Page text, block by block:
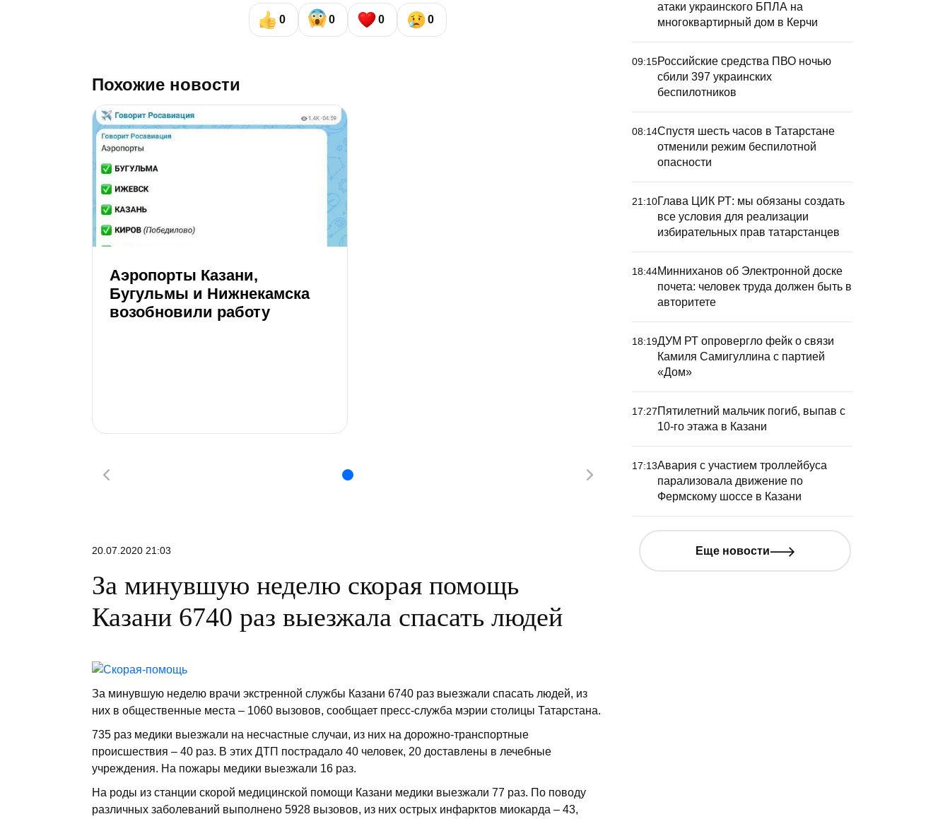
0 0 0 0
Похожие новости
Аэропорты Казани,
Бугульмы и Нижнекамска
возобновили работу
20.07.2020 21:03
За минувшую неделю скорая помощь
Казани 6740 раз выезжала спасать людей
За минувшую неделю врачи экстренной службы Казани 6740 раз выезжали спасать людей, из
них в общественные места – 1060 вызовов, сообщает пресс-служба мэрии столицы Татарстана.
735 раз медики выезжали на несчастные случаи, из них на дорожно-транспортные
происшествия – 40 раз. В этих ДТП пострадало 40 человек, 20 доставлены в лечебные
учреждения. На пожары медики выезжали 16 раз.
На роды из станции скорой медицинской помощи Казани медики выезжали 77 раз. По поводу
различных заболеваний выполнено 5928 вызовов, из них острых инфарктов миокарда – 43,
атаки украинского БПЛА на
многоквартирный дом в Керчи
09:15Российские средства ПВО ночью
сбили 397 украинских
беспилотников
08:14Спустя шесть часов в Татарстане
отменили режим беспилотной
опасности
21:10Глава ЦИК РТ: мы обязаны создать
все условия для реализации
избирательных прав татарстанцев
18:44Минниханов об Электронной доске
почета: человек труда должен быть в
авторитете
18:19ДУМ РТ опровергло фейк о связи
Камиля Самигуллина с партией
«Дом»
17:27Пятилетний мальчик погиб, выпав с
10-го этажа в Казани
17:13Авария с участием троллейбуса
парализовала движение по
Фермскому шоссе в Казани
Еще новости